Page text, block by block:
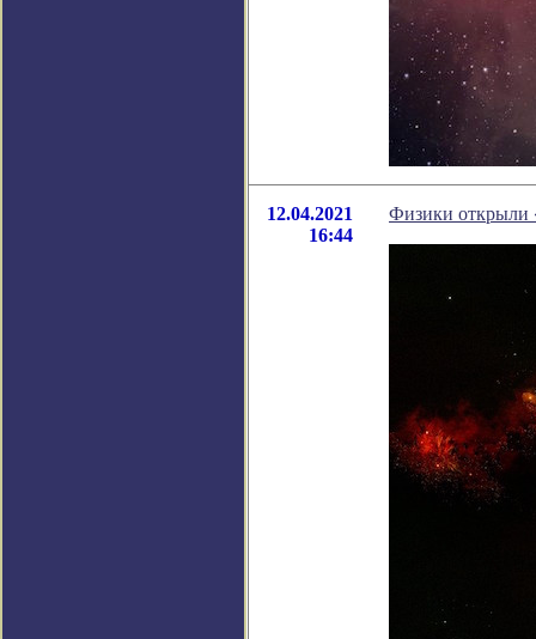
12.04.2021
16:44
Физики открыли